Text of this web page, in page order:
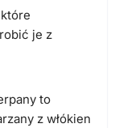
je z
to
z włókien